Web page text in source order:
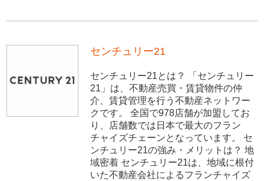
センチュリー21
センチュリー21とは？ 「センチュリー
21」は、不動産売買・賃貸物件の仲
介、賃貸管理を行う不動産ネットワー
クです。 全国で978店舗が加盟してお
り、店舗数では日本で最大のフラン
チャイズチェーンとなっています。 セ
ンチュリー21の強み・メリットは？ 地
域密着 センチュリー21は、地域に根付
いた不動産会社によるフランチャイズ